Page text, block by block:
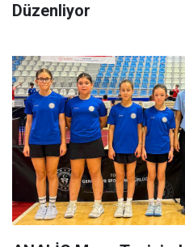
Düzenliyor